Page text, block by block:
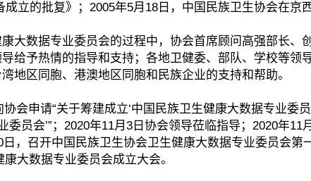
立的批复》；2005年5月18日，中国民族卫生协会在京
大数据专业委员会的过程中，协会首席顾问高强部长、
给予热情的指导和支持；各地卫健委、部队、学校等领
地区同胞、港澳地区同胞和民族企业的支持和帮助。
申请“关于筹建成立‘中国民族卫生健康大数据专业委员
员会’”；2020年11月3日协会领导莅临指导；2020年
，召开中国民族卫生协会卫生健康大数据专业委员会第
大数据专业委员会成立大会。